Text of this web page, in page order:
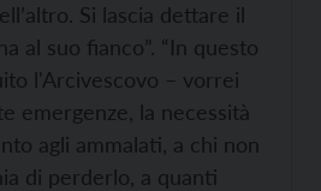
Si lascia dettare il
al suo fianco”. “In questo
l'Arcivescovo – vorrei
emergenze, la necessità
agli ammalati, a chi non
di perderlo, a quanti